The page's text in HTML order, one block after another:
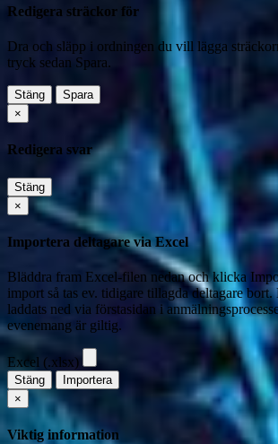
Redigera sträckor för
Dra och släpp i ordningen du vill lägga
tryck sedan Spara.
Stäng
Spara
×
Redigera svar
Stäng
×
Importera deltagare via Excel
Bläddra fram Excel-filen nedan och klicka
import så tas ev. tidigare tillagda deltagare bort.
laddats ned via förstasidan i
evenemang är giltig.
Excel (.xlsx)
Stäng
Importera
×
Viktig information